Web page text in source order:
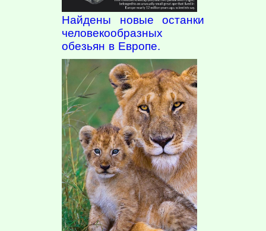
Найдены новые останки
человекообразных
обезьян в Европе.